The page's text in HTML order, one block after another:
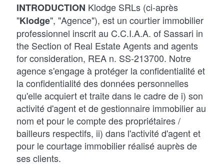
INTRODUCTION Klodge SRLs (ci-après
"Klodge", "Agence"), est un courtier immobilier
professionnel inscrit au C.C.I.A.A. of Sassari in
the Section of Real Estate Agents and agents
for consideration, REA n. SS-213700. Notre
agence s'engage à protéger la confidentialité et
la confidentialité des données personnelles
qu'elle acquiert et traite dans le cadre de i) son
activité d'agent et de gestionnaire immobilier au
nom et pour le compte des propriétaires /
bailleurs respectifs, ii) dans l'activité d'agent et
pour le courtage immobilier réalisé auprès de
ses clients.